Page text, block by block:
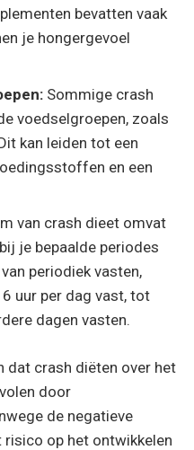
bevatten vaak
je hongergevoel
Sommige crash
voedselgroepen, zoals
kan leiden tot een
en een
van crash dieet omvat
je bepaalde periodes
periodiek vasten,
uur per dag vast, tot
dagen vasten.
dat crash diëten over het
door
de negatieve
op het ontwikkelen